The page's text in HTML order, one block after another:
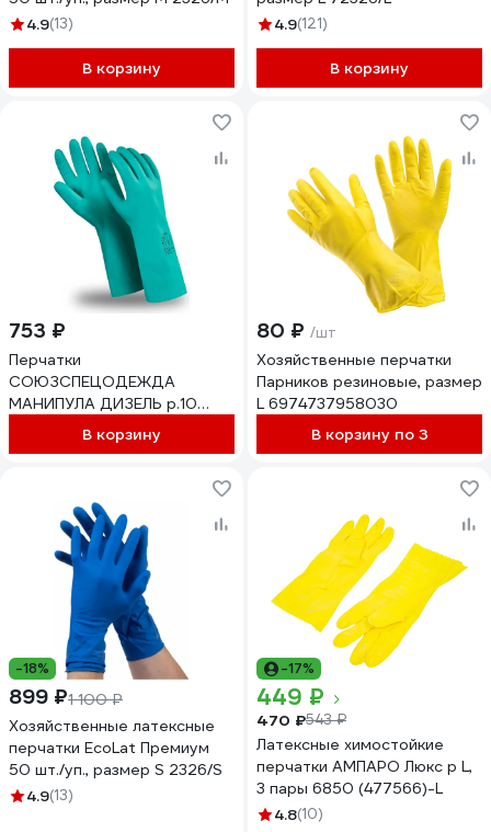
4.9(13)
В корзину
4.9(121)
В корзину
753 ₽
Перчатки
СОЮЗСПЕЦОДЕЖДА
МАНИПУЛА ДИЗЕЛЬ р.10
2000000177823
В корзину
80 ₽ /шт
Хозяйственные перчатки
Парников резиновые, размер
L 6974737958030
В корзину по 3
-18%
899 ₽1 100 ₽
Хозяйственные латексные
перчатки EcoLat Премиум
50 шт./уп., размер S 2326/S
4.9(13)
-17%
449 ₽
470 ₽543 ₽
Латексные химостойкие
перчатки АМПАРО Люкс р L,
3 пары 6850 (477566)-L
4.8(10)